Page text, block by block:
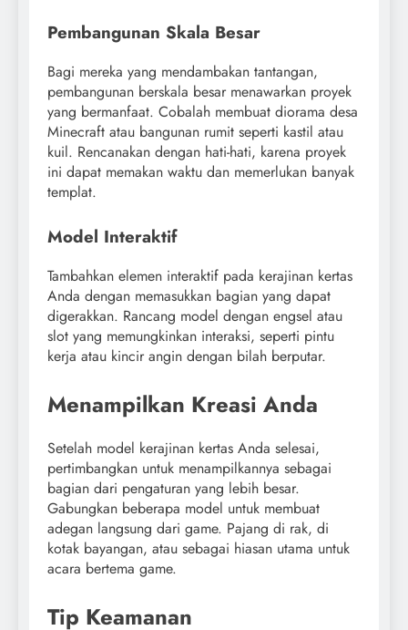
Pembangunan Skala Besar
Bagi mereka yang mendambakan tantangan,
pembangunan berskala besar menawarkan proyek
yang bermanfaat. Cobalah membuat diorama desa
Minecraft atau bangunan rumit seperti kastil atau
kuil. Rencanakan dengan hati-hati, karena proyek
ini dapat memakan waktu dan memerlukan banyak
templat.
Model Interaktif
Tambahkan elemen interaktif pada kerajinan kertas
Anda dengan memasukkan bagian yang dapat
digerakkan. Rancang model dengan engsel atau
slot yang memungkinkan interaksi, seperti pintu
kerja atau kincir angin dengan bilah berputar.
Menampilkan Kreasi Anda
Setelah model kerajinan kertas Anda selesai,
pertimbangkan untuk menampilkannya sebagai
bagian dari pengaturan yang lebih besar.
Gabungkan beberapa model untuk membuat
adegan langsung dari game. Pajang di rak, di
kotak bayangan, atau sebagai hiasan utama untuk
acara bertema game.
Tip Keamanan